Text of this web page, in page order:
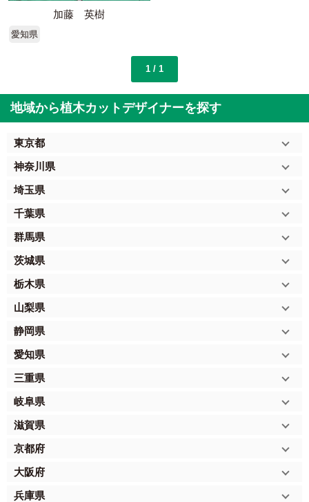
加藤 英樹
愛知県
1 / 1
地域から植木カットデザイナーを探す
東京都
神奈川県
埼玉県
千葉県
群馬県
茨城県
栃木県
山梨県
静岡県
愛知県
三重県
岐阜県
滋賀県
京都府
大阪府
兵庫県